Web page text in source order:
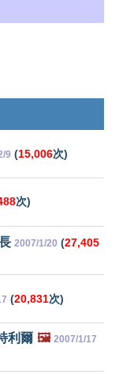
9 (15,006次)
次)
2007/1/20 (27,405
(20,831次)
利爾 🖼️ 2007/1/17